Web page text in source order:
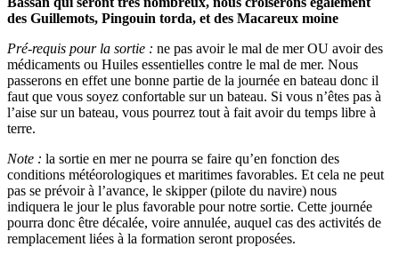
des Guillemots, Pingouin torda, et des Macareux moine
Pré-requis pour la sortie : ne pas avoir le mal de mer OU avoir des
médicaments ou Huiles essentielles contre le mal de mer. Nous
passerons en effet une bonne partie de la journée en bateau donc il
faut que vous soyez confortable sur un bateau. Si vous n’êtes pas à
l’aise sur un bateau, vous pourrez tout à fait avoir du temps libre à
terre.
Note : la sortie en mer ne pourra se faire qu’en fonction des
conditions météorologiques et maritimes favorables. Et cela ne peut
pas se prévoir à l’avance, le skipper (pilote du navire) nous
indiquera le jour le plus favorable pour notre sortie. Cette journée
pourra donc être décalée, voire annulée, auquel cas des activités de
remplacement liées à la formation seront proposées.